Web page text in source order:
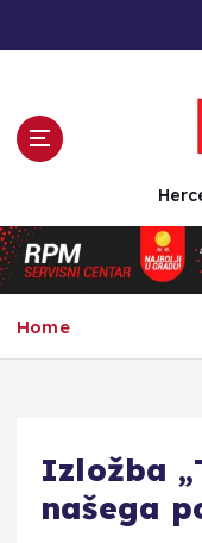
n
t
e
Home
Izložba
našega